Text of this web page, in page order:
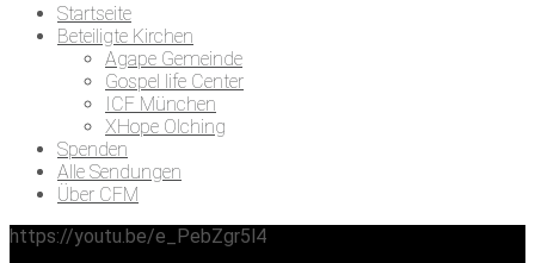
Startseite
Beteiligte Kirchen
Agape Gemeinde
Gospel life Center
ICF München
XHope Olching
Spenden
Alle Sendungen
Über CFM
https://youtu.be/e_PebZgr5l4